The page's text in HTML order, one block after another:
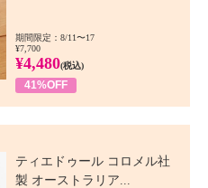
期間限定：8/11〜17
¥7,700
¥4,480(税込)
41%OFF
ティエドゥール コロメル社
製 オーストラリア...